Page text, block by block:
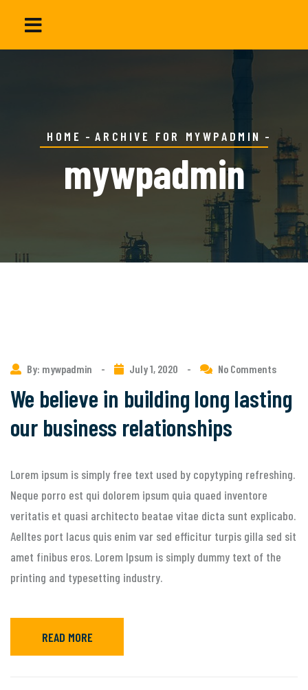
HOME ARCHIVE FOR MYWPADMIN
mywpadmin
By: mywpadmin - July 1, 2020 - No Comments
We believe in building long lasting
our business relationships
Lorem ipsum is simply free text used by copytyping refreshing.
Neque porro est qui dolorem ipsum quia quaed inventore
veritatis et quasi architecto beatae vitae dicta sunt explicabo.
Aelltes port lacus quis enim var sed efficitur turpis gilla sed sit
amet finibus eros. Lorem Ipsum is simply dummy text of the
printing and typesetting industry.
READ MORE